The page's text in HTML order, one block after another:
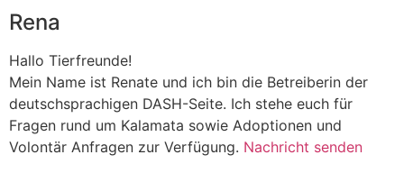
Rena
Hallo Tierfreunde!
Mein Name ist Renate und ich bin die Betreiberin der
deutschsprachigen DASH-Seite. Ich stehe euch für
Fragen rund um Kalamata sowie Adoptionen und
Volontär Anfragen zur Verfügung. Nachricht senden